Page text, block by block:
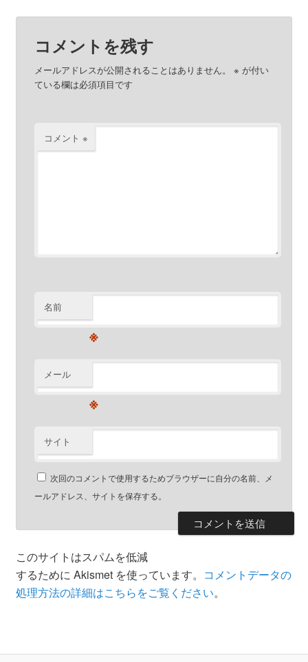
コメントを残す
メールアドレスが公開されることはありません。 ※ が付い
ている欄は必須項目です
コメント ※
名前
※
メール
※
サイト
次回のコメントで使用するためブラウザーに自分の名前、メ
ールアドレス、サイトを保存する。
このサイトはスパムを低減
するために Akismet を使っています。 コメントデータの
処理方法の詳細はこちらをご覧ください。